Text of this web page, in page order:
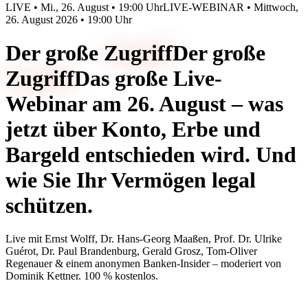
LIVE • Mi., 26. August • 19:00 UhrLIVE-WEBINAR • Mittwoch,
26. August 2026 • 19:00 Uhr
Der große ZugriffDer große
ZugriffDas große Live-
Webinar am 26. August – was
jetzt über Konto, Erbe und
Bargeld entschieden wird. Und
wie Sie Ihr Vermögen legal
schützen.
Live mitErnst Wolff, Dr. Hans-Georg Maaßen, Prof. Dr. Ulrike
Guérot, Dr. Paul Brandenburg, Gerald Grosz, Tom-Oliver
Regenauer & einem anonymen Banken-Insider– moderiert von
Dominik Kettner. 100 % kostenlos.